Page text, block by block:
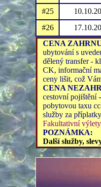
#25
#26
CENA
ubytování s
dělený transfer -
CK, informační
ceny lišit, což
CENA
cestovní pojištění
pobytovou taxu
služby za
Fakultativní
POZNÁMKA:
Další služby,